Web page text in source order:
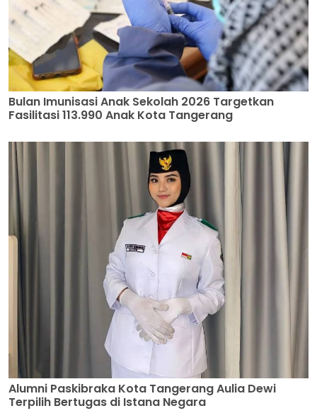
Bulan Imunisasi Anak Sekolah 2026 Targetkan
Fasilitasi 113.990 Anak Kota Tangerang
Alumni Paskibraka Kota Tangerang Aulia Dewi
Terpilih Bertugas di Istana Negara